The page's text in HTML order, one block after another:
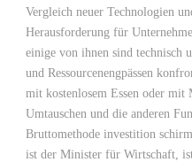
Vergleich neuer Technologien
Herausforderung für
einige von ihnen sind technisch
und Ressourcenengpässen
mit kostenlosem Essen oder
Umtauschen und die anderen
Bruttomethode investition
ist der Minister für Wirtschaft,